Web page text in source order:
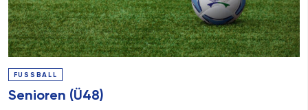
FUSSBALL
Senioren (Ü48)